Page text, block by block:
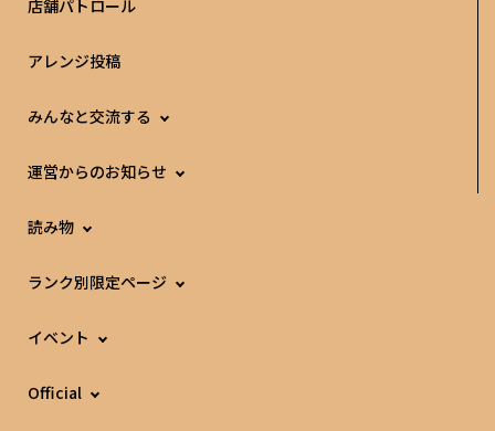
店舗パトロール
アレンジ投稿
みんなと交流する
運営からのお知らせ
読み物
ランク別限定ページ
イベント
Official